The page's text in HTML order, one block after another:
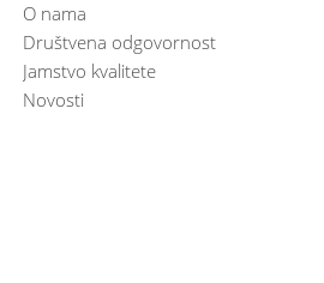
O nama
Društvena odgovornost
Jamstvo kvalitete
Novosti